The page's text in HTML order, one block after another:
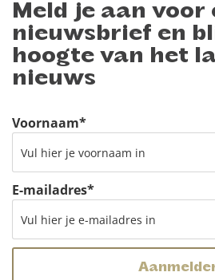
Meld je aan voor
nieuwsbrief en
hoogte van het
nieuws
Voornaam*
E-mailadres*